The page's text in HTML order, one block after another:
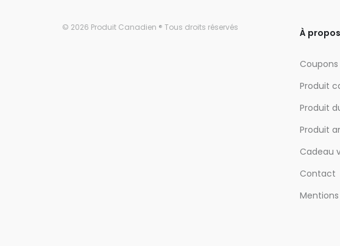
À propos
Produit
Produit
Produit
Cadeau
Contact
© 2026 Produit Canadien ® Tous droits réservés